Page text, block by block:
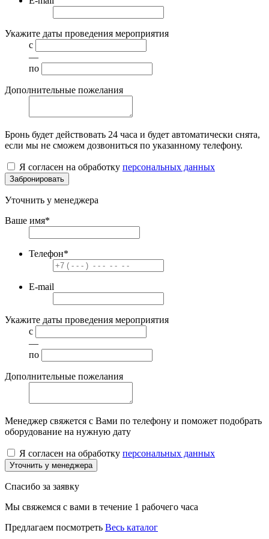
Укажите даты проведения мероприятия
с
—
по
Дополнительные пожелания
Бронь будет действовать 24 часа и будет автоматически снята,
если мы не сможем дозвониться по указанному телефону.
Я согласен на обработку персональных данных
Забронировать
Уточнить у менеджера
Ваше имя*
Телефон*
E-mail
Укажите даты проведения мероприятия
с
—
по
Дополнительные пожелания
Менеджер свяжется с Вами по телефону и поможет подобрать
оборудование на нужную дату
Я согласен на обработку персональных данных
Уточнить у менеджера
Спасибо за заявку
Мы свяжемся с вами в течение 1 рабочего часа
Предлагаем посмотреть Весь каталог